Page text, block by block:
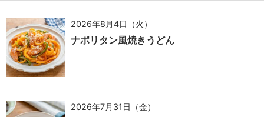
2026年8月4日（火）
ナポリタン風焼きうどん
2026年7月31日（金）